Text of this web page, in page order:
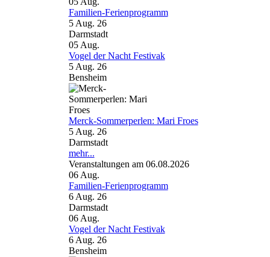
Familien-Ferienprogramm
5 Aug. 26
Darmstadt
05 Aug.
Vogel der Nacht Festivak
5 Aug. 26
Bensheim
Merck-Sommerperlen: Mari Froes
5 Aug. 26
Darmstadt
mehr...
Veranstaltungen am 06.08.2026
06 Aug.
Familien-Ferienprogramm
6 Aug. 26
Darmstadt
06 Aug.
Vogel der Nacht Festivak
6 Aug. 26
Bensheim